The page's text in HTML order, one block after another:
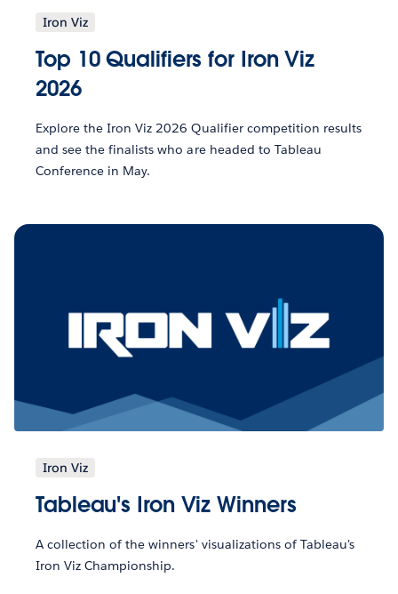
Iron Viz
Top 10 Qualifiers for Iron Viz
2026
Explore the Iron Viz 2026 Qualifier competition results
and see the finalists who are headed to Tableau
Conference in May.
Iron Viz
Tableau's Iron Viz Winners
A collection of the winners' visualizations of Tableau's
Iron Viz Championship.